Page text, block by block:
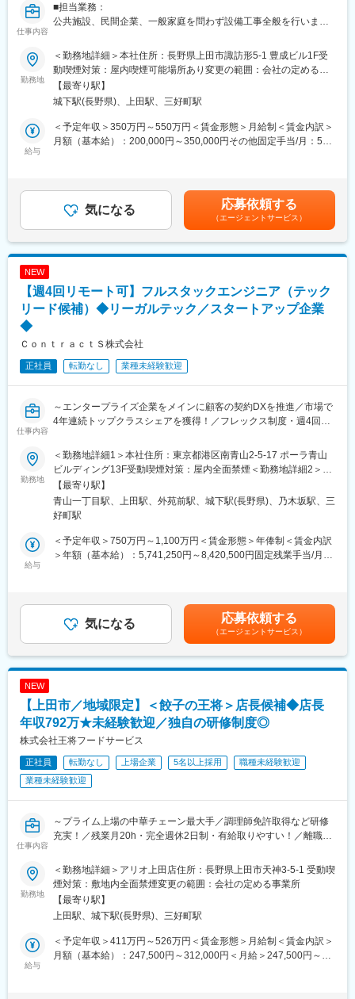
変更の範囲：会社の定める業務
電子回路開発、通信・計測・FA・映像・インフラ分野向けのソフ
ト・ハード開発を強みとしており、総務省推進事業にも採択され
ます。
（例：新幹線の通路入口の上に流れるニュースデータを飛ばす技
術など）
■将来のキャリアパス
現場で経験を積み、リーダーとして後輩や部下の育成などのマネ
ジメント業務にもチャレンジしていただきます。
く、競合バッティングでの価格交渉が少ない
◎自社技術に興味がある企業や、相談がある企業への提案の為、
新規飛び込み営業は一切なし
は3年連続右肩上がり
◎受託開発のため個人での目標数字はありません。 評価シートを
用い、営業活動のプロセスなど20－30項目を上長と面談して決め
仕事内容
■担当業務：
公共施設、民間企業、一般家庭を問わず設備工事全般を行いま
して幅広い幅広い案件に取り組むことができます。
（案件例）
・管工事施工管理
・土木工事施工管理（上下水道本管工事）
・住宅設備工事の現場管理・施工管理
・給排水設備工事
・空調衛生設備工事
■施工実績：
直近は小中学校、高等学校向けのエアコン工事などを担当してい
忙期の場合月40程度、閑散期の場合は定時退社も可能です。
1人あたり1案件の担当制をとっており、業務が終わり次第直行直
■組織構成：
施工管理担当は全部で5名（20代1名、50代4名）で、中途入社の
■資格取得制度：
います。毎年各種資格取得のため講習会に参加し、社員のほとん
どが社会的評価の高い資格を取得しています。また、技術のみの
教育ではなく、管理者・監督者として能力向上のため、責任の重
い、より高い仕事へのチャレンジのチャンスを適宜与えるように
しています。
変更の範囲：会社の定める業務
勤務地
＜勤務地詳細＞本社住所：長野県上田市諏訪形5-1 豊成ビル1F受
動喫煙対策：屋内喫煙可能場所あり変更の範囲：会社の定める事
業所
【最寄り駅】
城下駅(長野県)、上田駅、三好町駅
給与
＜予定年収＞350万円～550万円＜賃金形態＞月給制＜賃金内訳＞
月額（基本給）：200,000円～350,000円その他固定手当/月：500
者（資格保持者）年収450万円程度賃金はあくまでも目安の金額
であり、選考を通じて上下する可能性があります。月給(月額)は固
気になる 応募依頼する
（エージェントサービス）
NEW
【週4回リモート可】フルスタックエンジニア（テック
リード候補）◆リーガルテック／スタートアップ企業
◆
ＣｏｎｔｒａｃｔＳ株式会社
正社員 転勤なし 業種未経験歓迎
仕事内容
～エンタープライズ企業をメインに顧客の契約DXを推進／市場で
4年連続トップクラスシェアを獲得！／フレックス制度・週4回在
■概要：
ContractSは、「契約の力でビジネスの進化を加速させる」という
志のもと、国内で初の契約ライフサイクル管理（Contract
Lifecycle Management、CLM）システムであり、業界で高いシェ
アを誇る「ContractS CLM」を開発・展開しています。
■業務内容：
プロダクトの開発をリードし、フロントエンド・バックエンドの
実装に関わりながら、技術的な意思決定を担うポジションです。
立させていただきます。
「単なる機能開発」ではなく、システムのアーキテクチャ設計・
ドメイン設計・データ活用といったスケールの大きい挑戦に取り
・技術選定・アーキテクチャ設計のリード
・コードレビュー・ペアプログラミングを通じた技術的な指導・
支援
・CI/CDの整備、テスト自動化の推進、開発プロセスの改善
・開発メンバーの育成、技術的支援
・ビジネスサイド・プロダクトマネージャーと連携し、プロダク
ト戦略に技術視点を提供
■開発チームについて：
ContractSの開発チームは、職能横断の少人数チームで自律的に課
・フロントエンド・バックエンド・SRE・デザイナーが連携し、
チームごとに裁量を持って開発を推進。
・スクラム開発×DDD（ドメイン駆動設計） を活用し、顧客利用
分析やヒアリングをもとにモデリング・改善を実施。
・UXリサーチやユーザーデータ分析 に基づき、継続的にプロダク
トを磨き上げる文化。
技術的負債の解消やリファクタリング にも積極的に取り組み、開
発の質を維持・向上。
勤務地
＜勤務地詳細1＞本社住所：東京都港区南青山2-5-17 ポーラ青山
ビルディング13F受動喫煙対策：屋内全面禁煙＜勤務地詳細2＞長
野サテライトオフィス住所：長野県上田市中央2-10-15 千曲錦ビ
ル2階F区画受動喫煙対策：屋内全面禁煙変更の範囲：会社の定め
る事業所（リモートワーク含む）
【最寄り駅】
青山一丁目駅、上田駅、外苑前駅、城下駅(長野県)、乃木坂駅、三
好町駅
給与
＜予定年収＞750万円～1,100万円＜賃金形態＞年俸制＜賃金内訳
＞年額（基本給）：5,741,250円～8,420,500円固定残業手当/月：
給与補足＞■給与はスキル・ご経験に応じて決定します■年俸制
（年俸の12分の1を毎月支給）■昇給年2回（半年に1回の評価に応
じて決定）賃金はあくまでも目安の金額であり、選考を通じて上
下する可能性があります。月給(月額)は固定手当を含めた表記で
す。
気になる 応募依頼する
（エージェントサービス）
NEW
【上田市／地域限定】＜餃子の王将＞店長候補◆店長
年収792万★未経験歓迎／独自の研修制度◎
株式会社王将フードサービス
正社員 転勤なし 上場企業 5名以上採用
職種未経験歓迎
業種未経験歓迎
仕事内容
～プライム上場の中華チェーン最大手／調理師免許取得など研修
充実！／残業月20h・完全週休2日制・有給取りやすい！／離職率
■業務概要：
中華料理チェーン最大手である「餃子の王将」にて接客・調理か
らスタート。将来的には店長としてスタッフ教育や集客企画等の
店舗づくりもお任せします
＜★飲食業を盛り上げていきたい方歓迎！あなたオリジナルの餃
子の王将を★＞
王将の店長の裁量権は他の飲食企業の規模とは大きく異なりま
勤務地
＜勤務地詳細＞アリオ上田店住所：長野県上田市天神3-5-1 受動喫
煙対策：敷地内全面禁煙変更の範囲：会社の定める事業所
【最寄り駅】
上田駅、城下駅(長野県)、三好町駅
給与
＜予定年収＞411万円～526万円＜賃金形態＞月給制＜賃金内訳＞
月額（基本給）：247,500円～312,000円＜月給＞247,500円～